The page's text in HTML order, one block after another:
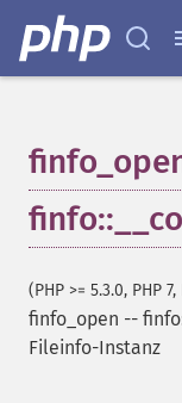
(PHP >= 5.3.0, PHP
finfo_open --
Fileinfo-Instanz